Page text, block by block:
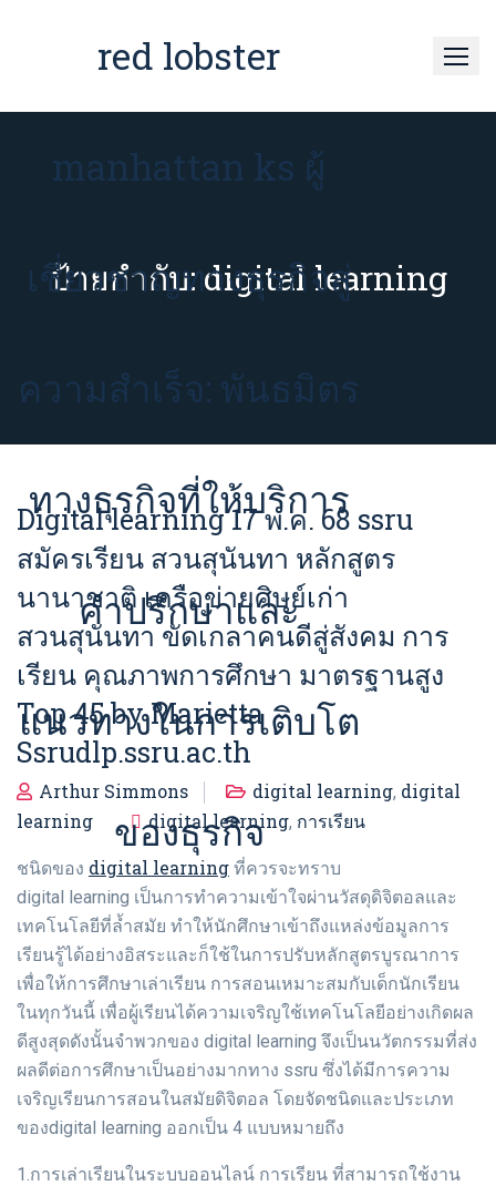
red lobster
manhattan ks ผู้
เชี่ยวชาญทางธุรกิจสู่
ความสำเร็จ: พันธมิตร
ทางธุรกิจที่ให้บริการ
คำปรึกษาและ
แนวทางในการเติบโต
ของธุรกิจ
ป้ายกำกับ:digital learning
Digital learning 17 พ.ค. 68 ssru
สมัครเรียน สวนสุนันทา หลักสูตร
นานาชาติ เครือข่ายศิษย์เก่า
สวนสุนันทา ขัดเกลาคนดีสู่สังคม การ
เรียน คุณภาพการศึกษา มาตรฐานสูง
Top 45 by Marietta
Ssrudlp.ssru.ac.th
Arthur Simmons digital learning, digital
learning
digital learning, การเรียน
ชนิดของ digital learning ที่ควรจะทราบ
digital learning เป็นการทำความเข้าใจผ่านวัสดุดิจิตอลและ
เทคโนโลยีที่ล้ำสมัย ทำให้นักศึกษาเข้าถึงแหล่งข้อมูลการ
เรียนรู้ได้อย่างอิสระและก็ใช้ในการปรับหลักสูตรบูรณาการ
เพื่อให้การศึกษาเล่าเรียน การสอนเหมาะสมกับเด็กนักเรียน
ในทุกวันนี้ เพื่อผู้เรียนได้ความเจริญใช้เทคโนโลยีอย่างเกิดผล
ดีสูงสุดดังนั้นจำพวกของ digital learning จึงเป็นนวัตกรรมที่ส่ง
ผลดีต่อการศึกษาเป็นอย่างมากทาง ssru ซึ่งได้มีการความ
เจริญเรียนการสอนในสมัยดิจิตอล โดยจัดชนิดและประเภท
ของdigital learning ออกเป็น 4 แบบหมายถึง
1.การเล่าเรียนในระบบออนไลน์ การเรียน ที่สามารถใช้งาน